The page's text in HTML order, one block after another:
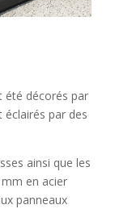
été décorés par
éclairés par des
ainsi que les
en acier
panneaux